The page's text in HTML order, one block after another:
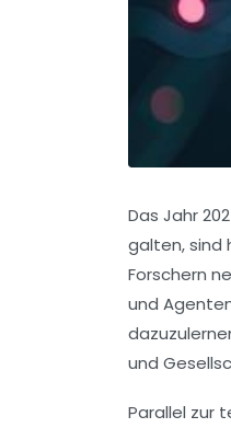
Das Jahr
galten, sind
Forschern
und
und
Parallel zur